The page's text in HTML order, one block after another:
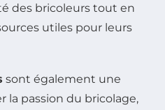
des bricoleurs tout en
utiles pour leurs
sont également une
la passion du bricolage,